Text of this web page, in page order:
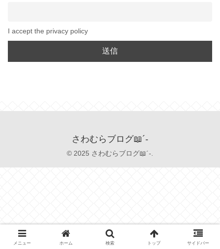
I accept the privacy policy
さわむらブログ📖´-
© 2025 さわむらブログ📖´-.
メニュー ホーム 検索 トップ サイドバー